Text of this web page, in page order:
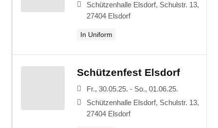
Schützenhalle Elsdorf, Schulstr. 13,
27404 Elsdorf
In Uniform
Schützenfest Elsdorf
Fr., 30.05.25. - So., 01.06.25.
Schützenhalle Elsdorf, Schulstr. 13,
27404 Elsdorf